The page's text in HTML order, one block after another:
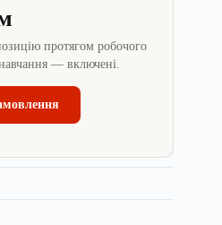
протягом робочого
— включені.